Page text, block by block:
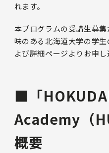
れます。
本プログラムの受講生募
味のある北海道大学の学
よび詳細ページよりお申し
■「
Academy（
概要